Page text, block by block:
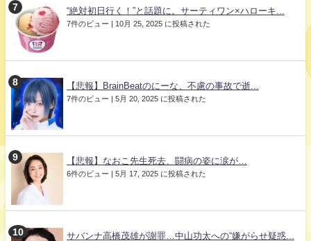
“絶対初日行く！”と話題に。サーティワン×ハローキ...
7件のビュー | 10月 25, 2025 に投稿された
【悲報】BrainBeatのにーな、不慮の事故で逝...
7件のビュー | 5月 20, 2025 に投稿された
【悲報】なおこ先生死去、闘病の姿に涙が…
6件のビュー | 5月 17, 2025 に投稿された
サバンナ高橋茂雄が謝罪…中山功太への“嫌がらせ疑惑...